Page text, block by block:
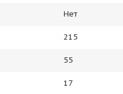
Нет
215
55
17